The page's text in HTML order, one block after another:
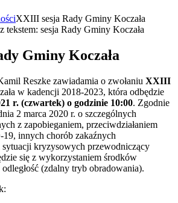
XXIII sesja Rady Gminy Koczała
Gminy Koczała
Reszke zawiadamia o zwołaniu XXIII
w kadencji 2018-2023, która odbędzie
r. (czwartek) o godzinie 10:00. Zgodnie
2 marca 2020 r. o szczególnych
z zapobieganiem, przeciwdziałaniem
innych chorób zakaźnych
kryzysowych przewodniczący
się z wykorzystaniem środków
(zdalny tryb obradowania).